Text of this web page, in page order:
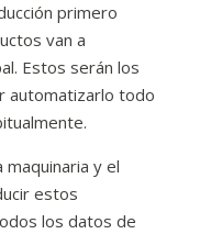
primero
van a
Estos serán los
automatizarlo todo
y el
estos
los datos de